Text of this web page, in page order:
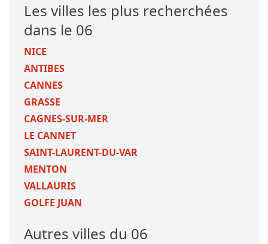
Les villes les plus recherchées
dans le 06
NICE
ANTIBES
CANNES
GRASSE
CAGNES-SUR-MER
LE CANNET
SAINT-LAURENT-DU-VAR
MENTON
VALLAURIS
GOLFE JUAN
Autres villes du 06